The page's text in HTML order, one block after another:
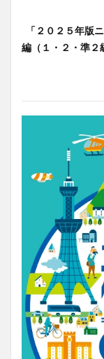
「２０２５年版
編（１・２・準２